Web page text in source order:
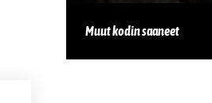
Muut kodin saaneet